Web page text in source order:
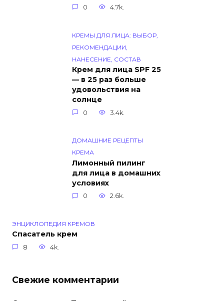
0 4.7k.
КРЕМЫ ДЛЯ ЛИЦА: ВЫБОР,
РЕКОМЕНДАЦИИ,
НАНЕСЕНИЕ, СОСТАВ
Крем для лица SPF 25
— в 25 раз больше
удовольствия на
солнце
0 3.4k.
ДОМАШНИЕ РЕЦЕПТЫ
КРЕМА
Лимонный пилинг
для лица в домашних
условиях
0 2.6k.
ЭНЦИКЛОПЕДИЯ КРЕМОВ
Спасатель крем
8 4k.
Свежие комментарии